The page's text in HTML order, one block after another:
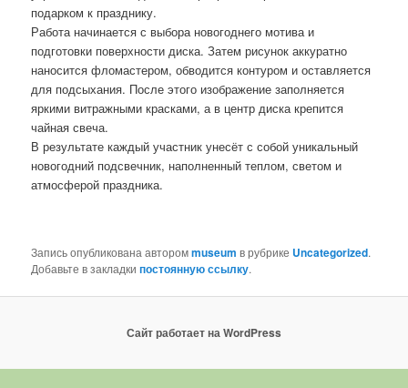
подарком к празднику.
Работа начинается с выбора новогоднего мотива и
подготовки поверхности диска. Затем рисунок аккуратно
наносится фломастером, обводится контуром и оставляется
для подсыхания. После этого изображение заполняется
яркими витражными красками, а в центр диска крепится
чайная свеча.
В результате каждый участник унесёт с собой уникальный
новогодний подсвечник, наполненный теплом, светом и
атмосферой праздника.
Запись опубликована авторомmuseum в рубрике Uncategorized.
Добавьте в закладкипостоянную ссылку.
Сайт работает на WordPress